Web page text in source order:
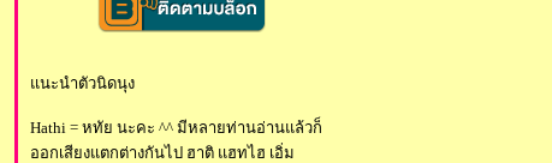
นะนำตัวนิดนุง
Hathi = หทัย นะคะ ^^ มีหลายท่านอ่านแล้วก็
ออกเสียงแตกต่างกันไป ฮาติ แฮทไฮ เอิ่ม